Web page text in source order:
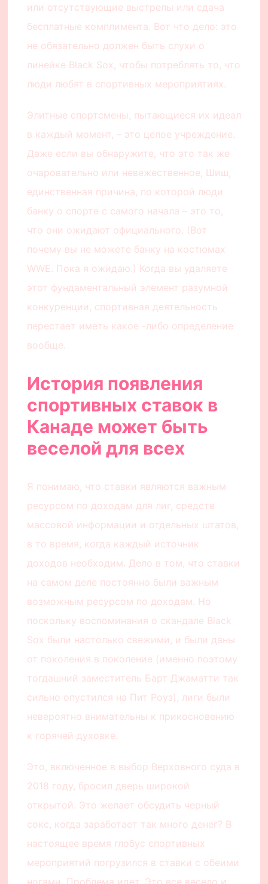
или отсутствующие выстрелы или сдача
бесплатные комплимента. Вот что дело: это
не обязательно должен быть слухи о
линейке Black Sox, чтобы потреблять то, что
люди любят в спортивных мероприятиях.
Элитные спортсмены, пытающиеся их идеал
в каждый момент, – это целое учреждение.
Даже если вы обнаружите, что это так же
очаровательно или невежественное, Шиш,
единственная причина, по которой люди
банку о спорте с самого начала – это то,
что они ожидают официального. (Вот
почему вы не можете банку на костюмах
WWE. Пока я ожидаю.) Когда вы удаляете
этот фундаментальный элемент разумной
конкуренции, спортивная деятельность
перестает иметь какое -либо определение
вообще.
История появления
спортивных ставок в
Канаде может быть
веселой для всех
Я понимаю, что ставки являются важным
ресурсом по доходам для лиг, средств
массовой информации и отдельных штатов,
в то время, когда каждый источник
доходов необходим. Дело в том, что ставки
на самом деле постоянно были важным
возможным ресурсом по доходам. Но
поскольку воспоминания о скандале Black
Sox были настолько свежими, и были даны
от поколения в поколение (именно поэтому
тогдашний заместитель Барт Джаматти так
сильно опустился на Пит Роуз), лиги были
невероятно внимательны к прикосновению
к горячей духовке.
Это, включенное в выбор Верховного суда в
2018 году, бросил дверь широкой
открытой. Это желает обсудить черный
сокс, когда заработает так много денег? В
настоящее время глобус спортивных
мероприятий погрузился в ставки с обеими
ногами. Проблема идет. Это все весело и